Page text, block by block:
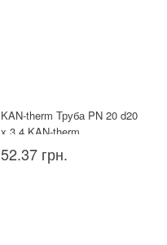
KAN-therm Труба PN 20 d20
х 3,4 KAN-therm
52.37 грн.